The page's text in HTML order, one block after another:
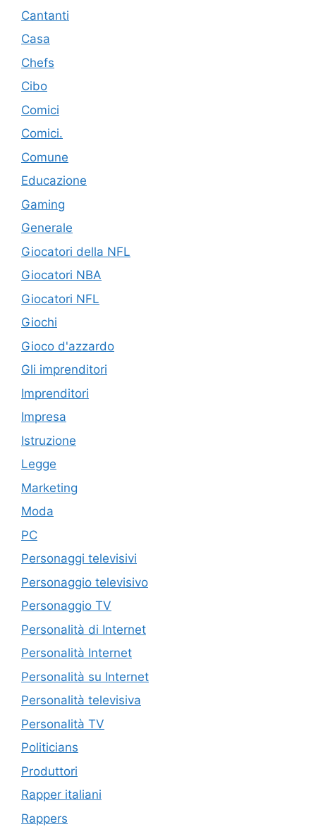
Cantanti
Casa
Chefs
Cibo
Comici
Comici.
Comune
Educazione
Gaming
Generale
Giocatori della NFL
Giocatori NBA
Giocatori NFL
Giochi
Gioco d'azzardo
Gli imprenditori
Imprenditori
Impresa
Istruzione
Legge
Marketing
Moda
PC
Personaggi televisivi
Personaggio televisivo
Personaggio TV
Personalità di Internet
Personalità Internet
Personalità su Internet
Personalità televisiva
Personalità TV
Politicians
Produttori
Rapper italiani
Rappers